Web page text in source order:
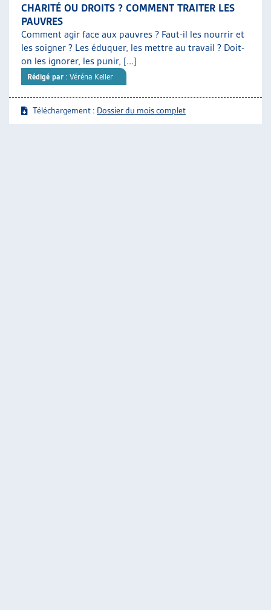
CHARITÉ OU DROITS ? COMMENT TRAITER LES
PAUVRES
Comment agir face aux pauvres ? Faut-il les nourrir et
les soigner ? Les éduquer, les mettre au travail ? Doit-
on les ignorer, les punir, [...]
Rédigé par : Véréna Keller
Téléchargement : Dossier du mois complet